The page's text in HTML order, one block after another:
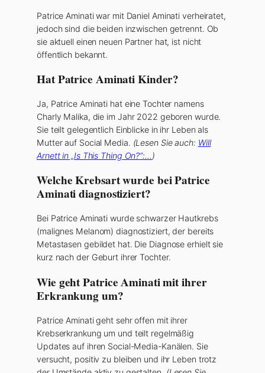
Patrice Aminati war mit Daniel Aminati verheiratet,
jedoch sind die beiden inzwischen getrennt. Ob
sie aktuell einen neuen Partner hat, ist nicht
öffentlich bekannt.
Hat Patrice Aminati Kinder?
Ja, Patrice Aminati hat eine Tochter namens
Charly Malika, die im Jahr 2022 geboren wurde.
Sie teilt gelegentlich Einblicke in ihr Leben als
Mutter auf Social Media. (Lesen Sie auch: Will
Arnett in „Is This Thing On?“:…)
Welche Krebsart wurde bei Patrice
Aminati diagnostiziert?
Bei Patrice Aminati wurde schwarzer Hautkrebs
(malignes Melanom) diagnostiziert, der bereits
Metastasen gebildet hat. Die Diagnose erhielt sie
kurz nach der Geburt ihrer Tochter.
Wie geht Patrice Aminati mit ihrer
Erkrankung um?
Patrice Aminati geht sehr offen mit ihrer
Krebserkrankung um und teilt regelmäßig
Updates auf ihren Social-Media-Kanälen. Sie
versucht, positiv zu bleiben und ihr Leben trotz